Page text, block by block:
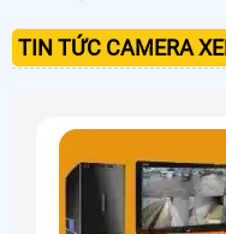
TIN TỨC CAMERA